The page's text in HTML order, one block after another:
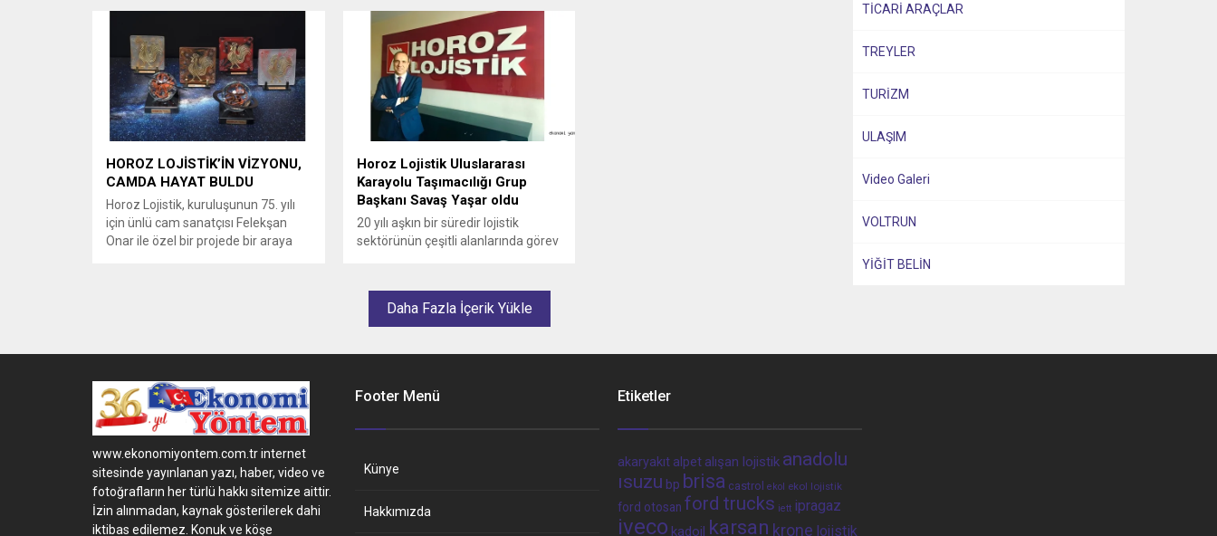
tamamlıyor.
Actros 1841 LSnRL çekici teslimatı
gerçekleştirildi. 2015 model
Mercedes-Benz araçlar, Mercedes-
Benz Finansal Hizmetler’in sağladığı
avantajlı kredi imkânları ile şirket
filosuna katıldı.
HOROZ LOJİSTİK’İN VİZYONU,
CAMDA HAYAT BULDU
Horoz Lojistik, kuruluşunun 75. yılı
için ünlü cam sanatçısı Felekşan
Onar ile özel bir projede bir araya
Horoz Lojistik Uluslararası
Karayolu Taşımacılığı Grup
Başkanı Savaş Yaşar oldu
20 yılı aşkın bir süredir lojistik
sektörünün çeşitli alanlarında görev
Grup Başkanlığı’na atandı.
Daha Fazla İçerik Yükle
TİCARİ ARAÇLAR
TREYLER
TURİZM
ULAŞIM
Video Galeri
VOLTRUN
YİĞİT BELİN
www.ekonomiyontem.com.tr internet
sitesinde yayınlanan yazı, haber, video ve
fotoğrafların her türlü hakkı sitemize aittir.
İzin alınmadan, kaynak gösterilerek dahi
iktibas edilemez. Konuk ve köşe
Footer Menü
Künye
Hakkımızda
Etiketler
akaryakıt alpet alışan lojistik anadolu
ısuzu bp brisa castrol ekol ekol lojistik
ford otosan ford trucks iett ipragaz
iveco kadoil karsan krone lojistik